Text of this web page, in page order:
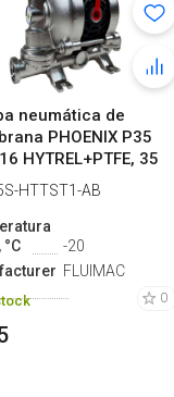
neumática de
PHOENIX P35
HYTREL+PTFE, 35
co...
HTTST1-AB
-20
FLUIMAC
0